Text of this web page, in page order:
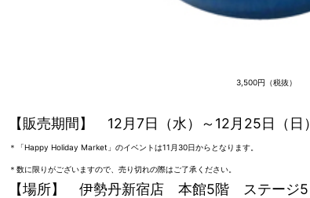
3,500円（税抜）
【販売期間】 12月7日（水）～12月25日（日）
＊「Happy Holiday Market」のイベントは11月30日からとなります。
＊数に限りがございますので、売り切れの際はご了承ください。
【場所】 伊勢丹新宿店 本館5階 ステージ5